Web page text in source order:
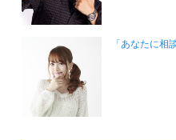
「あなたに相